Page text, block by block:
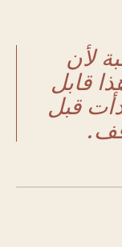
لأن
قابل
قبل